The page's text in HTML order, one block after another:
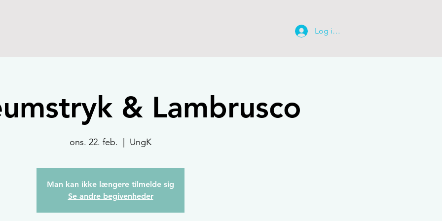
Log ind
& Lambrusco
ons. 22. feb. UngK
Man kan ikke længere tilmelde sig
Se andre begivenheder